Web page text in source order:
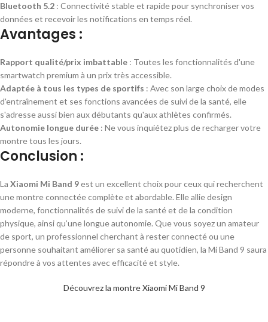
Bluetooth 5.2 : Connectivité stable et rapide pour synchroniser vos
données et recevoir les notifications en temps réel.
Avantages :
Rapport qualité/prix imbattable : Toutes les fonctionnalités d'une
smartwatch premium à un prix très accessible.
Adaptée à tous les types de sportifs : Avec son large choix de modes
d'entraînement et ses fonctions avancées de suivi de la santé, elle
s'adresse aussi bien aux débutants qu'aux athlètes confirmés.
Autonomie longue durée : Ne vous inquiétez plus de recharger votre
montre tous les jours.
Conclusion :
La Xiaomi Mi Band 9est un excellent choix pour ceux qui recherchent
une montre connectée complète et abordable. Elle allie design
moderne, fonctionnalités de suivi de la santé et de la condition
physique, ainsi qu’une longue autonomie. Que vous soyez un amateur
de sport, un professionnel cherchant à rester connecté ou une
personne souhaitant améliorer sa santé au quotidien, la Mi Band 9 saura
répondre à vos attentes avec efficacité et style.
Découvrez la montre Xiaomi Mi Band 9